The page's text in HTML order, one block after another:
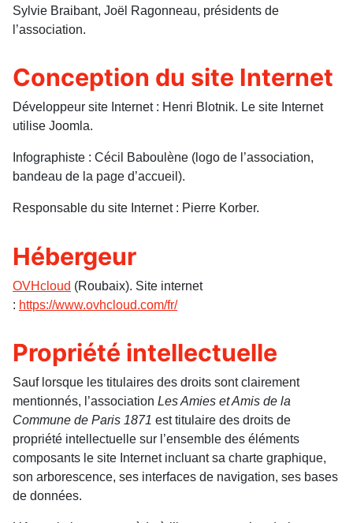
Sylvie Braibant, Joël Ragonneau, présidents de
l’association.
Conception du site Internet
Développeur site Internet : Henri Blotnik. Le site Internet
utilise Joomla.
Infographiste : Cécil Baboulène (logo de l’association,
bandeau de la page d’accueil).
Responsable du site Internet : Pierre Korber.
Hébergeur
OVHcloud (Roubaix). Site internet
: https://www.ovhcloud.com/fr/
Propriété intellectuelle
Sauf lorsque les titulaires des droits sont clairement
mentionnés, l’association Les Amies et Amis de la
Commune de Paris 1871 est titulaire des droits de
propriété intellectuelle sur l’ensemble des éléments
composants le site Internet incluant sa charte graphique,
son arborescence, ses interfaces de navigation, ses bases
de données.